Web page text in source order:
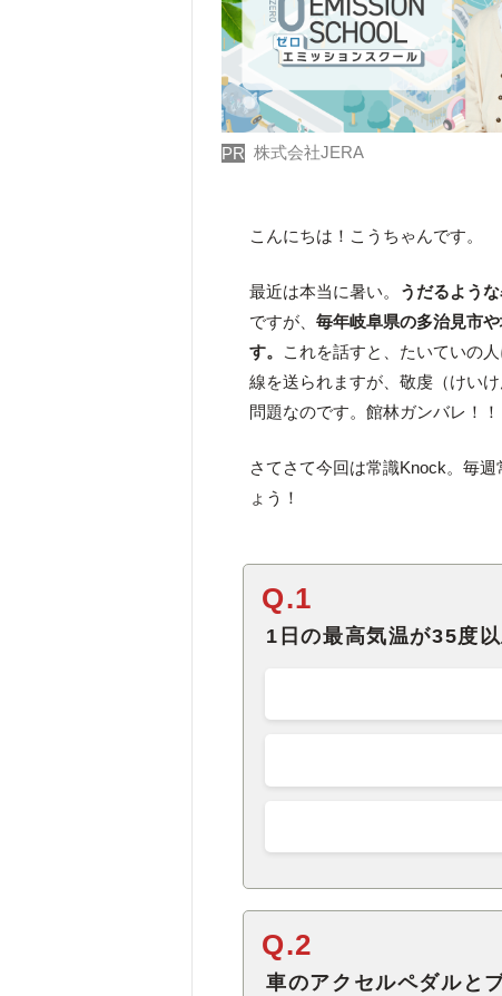
PR 株式会社JERA
こんにちは！こうちゃんです。
最近は本当に暑い。 うだるよう
ですが、毎年岐阜県の多治見市
す。
これを話すと、たいていの
線を送られますが、敬虔（けい
問題なのです。館林ガンバレ！！
さてさて今回は常識Knock。毎
ょう！
Q.1
1日の最高気温が35度
Q.2
車のアクセルペダルと